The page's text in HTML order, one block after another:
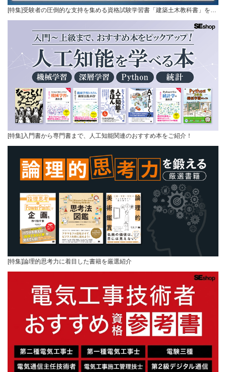
[特集]受験者の圧倒的な支持を集める資格試験学習書「建築土木教科書」を…
[特集]入門書から専門書まで、人工知能関連のおすすめ本をご紹介！
[特集]論理的思考力に着目した書籍を厳選紹介